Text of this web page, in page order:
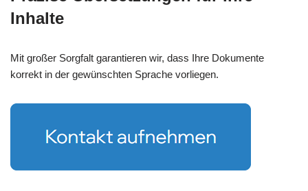
Inhalte
Mit großer Sorgfalt garantieren wir, dass Ihre Dokumente
korrekt in der gewünschten Sprache vorliegen.